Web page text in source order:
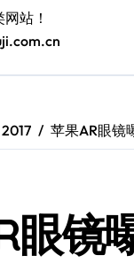
Pro mini来袭！
K90深度揭秘！超
PHONE，
15 Ultra新功能
资讯秒速达，手
站！
2017 苹果AR眼镜
眼镜